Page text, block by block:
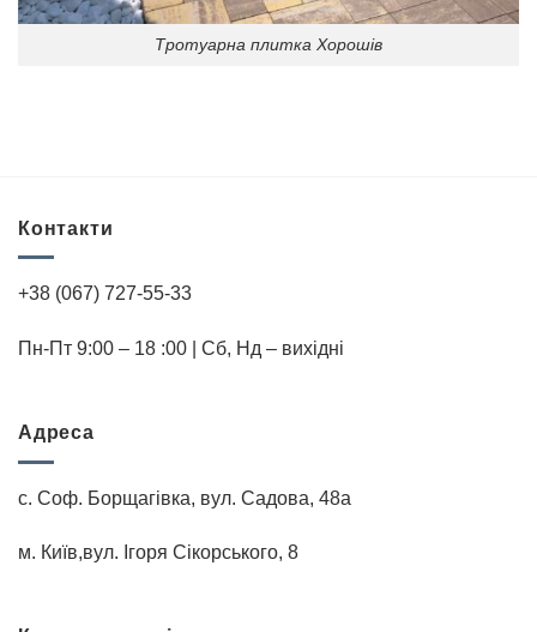
Тротуарна плитка Хорошів
Контакти
+38 (067) 727-55-33
Пн-Пт 9:00 – 18 :00 | Cб, Нд – вихідні
Адреса
с. Соф. Борщагівка, вул. Садова, 48а
м. Київ,вул. Iгоря Сiкорського, 8